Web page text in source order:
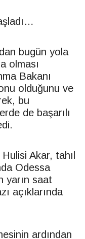
bugün yola
olması
Bakanı
olduğunu ve
bu
de başarılı
Akar, tahıl
Odessa
yarın saat
açıklarında
ardından